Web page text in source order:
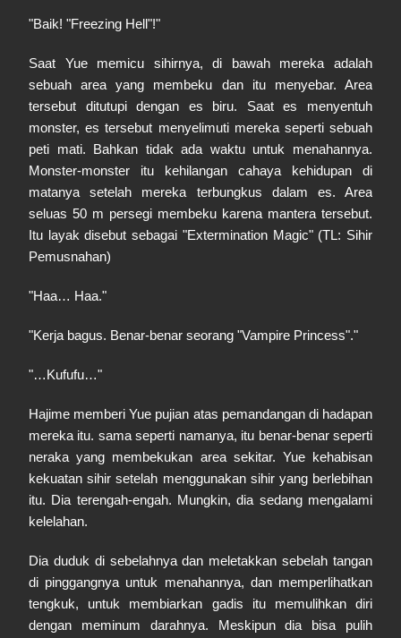
"Baik! "Freezing Hell"!"
Saat Yue memicu sihirnya, di bawah mereka adalah
sebuah area yang membeku dan itu menyebar. Area
tersebut ditutupi dengan es biru. Saat es menyentuh
monster, es tersebut menyelimuti mereka seperti sebuah
peti mati. Bahkan tidak ada waktu untuk menahannya.
Monster-monster itu kehilangan cahaya kehidupan di
matanya setelah mereka terbungkus dalam es. Area
seluas 50 m persegi membeku karena mantera tersebut.
Itu layak disebut sebagai "Extermination Magic" (TL: Sihir
Pemusnahan)
"Haa… Haa."
"Kerja bagus. Benar-benar seorang "Vampire Princess"."
"…Kufufu…"
Hajime memberi Yue pujian atas pemandangan di hadapan
mereka itu. sama seperti namanya, itu benar-benar seperti
neraka yang membekukan area sekitar. Yue kehabisan
kekuatan sihir setelah menggunakan sihir yang berlebihan
itu. Dia terengah-engah. Mungkin, dia sedang mengalami
kelelahan.
Dia duduk di sebelahnya dan meletakkan sebelah tangan
di pinggangnya untuk menahannya, dan memperlihatkan
tengkuk, untuk membiarkan gadis itu memulihkan diri
dengan meminum darahnya. Meskipun dia bisa pulih